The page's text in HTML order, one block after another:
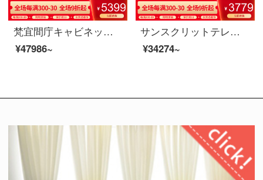
梵宜間庁キャビネット北米黒胡桃の木の実のキャビネットは客間の屏風の仕切り棚の玄関の戸棚の両面のキャビネットの装飾の簡単な保管物の戸棚のアメリカ式家具の8 L 01間のホールのキャビネットに入ります。
¥47986~
サンスクリットテレビキャビネット北米の黒いクルミの木の実木のテレビのキャビネットはアメリカンテレビの客間の戸棚の映画とテレビの箱の暗いクルミの色のテレビの箱の8 K 02〓〓テレビの箱の北米の暗いクルミの木の木に伸縮することができます
¥34274~